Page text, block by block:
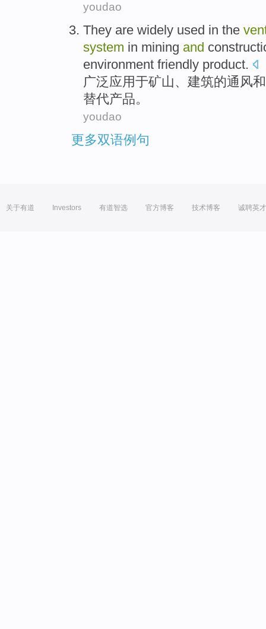
youdao
They are widely used in the
system in mining and
environment friendly product.
广泛应用于矿山、 建筑的通风和
替代产品。
youdao
更多双语例句
关于有道 Investors 有道智选 官方博客 技术博客 诚聘英才